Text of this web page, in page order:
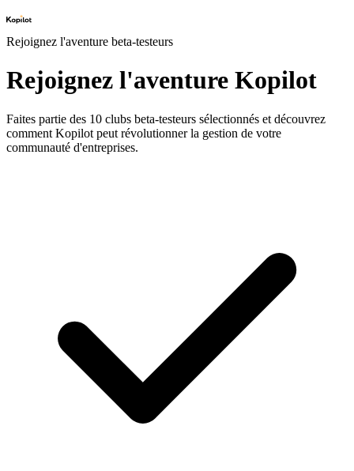
Rejoignez l'aventure beta-testeurs
Rejoignez l'aventure Kopilot
Faites partie des 10 clubs beta-testeurs sélectionnés et découvrez
comment Kopilot peut révolutionner la gestion de votre
communauté d'entreprises.